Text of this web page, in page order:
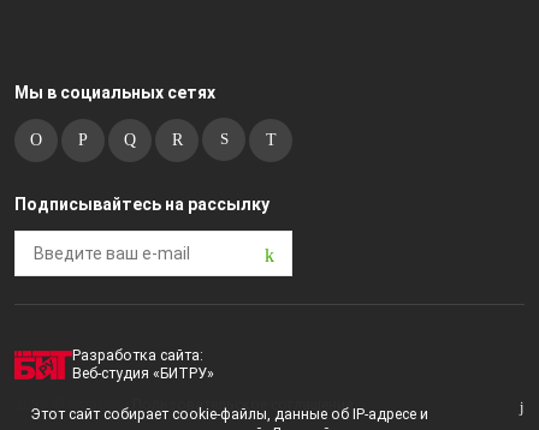
Мы в социальных сетях
Подписывайтесь на рассылку
Разработка сайта:
Веб-студия «БИТРУ»
2023 © i-market |
Пользовательское соглашение
Этот сайт собирает cookie-файлы, данные об IP-адресе и